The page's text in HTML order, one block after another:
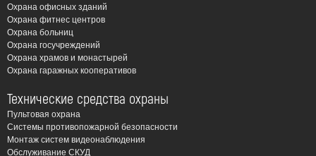
Охрана офисных зданий
Охрана фитнес центров
Охрана больниц
Охрана госучреждений
Охрана храмов и монастырей
Охрана гаражных кооперативов
Технические средства охраны
Пультовая охрана
Системы противопожарной безопасности
Монтаж систем видеонаблюдения
Обслуживание СКУД